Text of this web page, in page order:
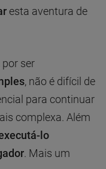
esta aventura de
ser
, não é difícil de
para continuar
complexa. Além
lo
. Mais um